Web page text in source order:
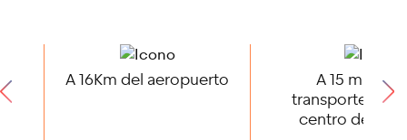
A 16Km del aeropuerto
A 15
transporte
centro de